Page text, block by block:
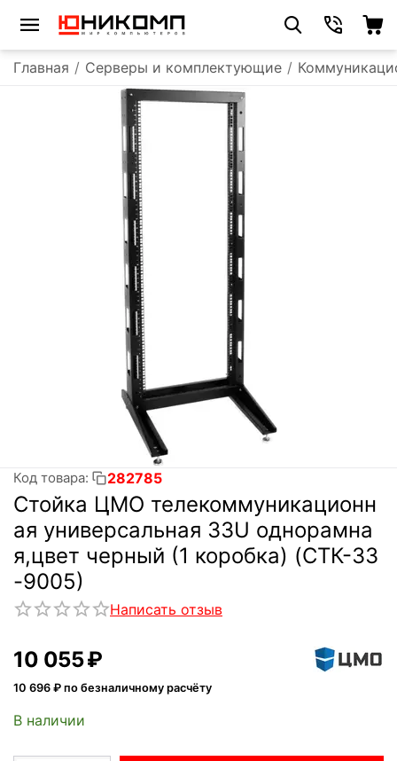
Главная / Серверы и комплектующие /
Код товара: 282785
Стойка ЦМО телекоммуникационн
ая универсальная 33U однорамна
я,цвет черный (1 коробка) (СТК-33
-9005)
Написать отзыв
10 055₽
10 696 ₽ по безналичному расчёту
В наличии